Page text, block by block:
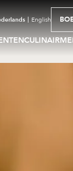
CULINAIR
English